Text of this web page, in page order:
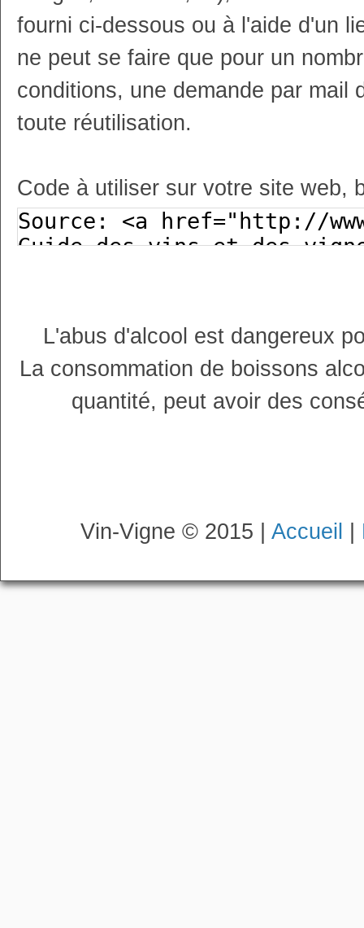
fourni ci-dessous ou à l'aide d'un
ne peut se faire que pour un
conditions, une demande par mail
toute réutilisation.
Code à utiliser sur votre site web,
L'abus d'alcool est dangereux
La consommation de boissons
quantité, peut avoir des
Vin-Vigne © 2015 | Accueil